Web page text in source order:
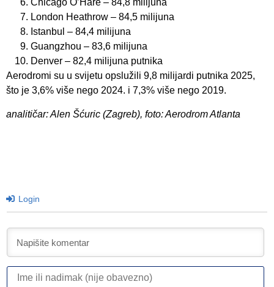
Chicago O’Hare – 84,8 milijuna
London Heathrow – 84,5 milijuna
Istanbul – 84,4 milijuna
Guangzhou – 83,6 milijuna
Denver – 82,4 milijuna putnika
Aerodromi su u svijetu opslužili 9,8 milijardi putnika 2025,
što je 3,6% više nego 2024. i 7,3% više nego 2019.
analitičar: Alen Šćuric (Zagreb), foto: Aerodrom Atlanta
Login